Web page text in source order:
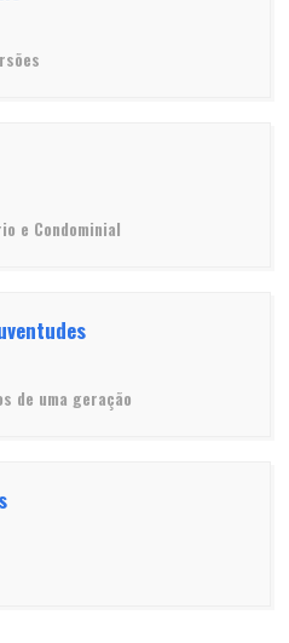
e Condominial
de uma geração